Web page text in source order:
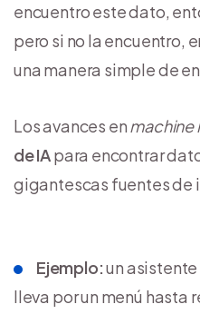
encuentro este dato,
pero si no la encuentro,
una manera simple de
Los avances enmachine
de IApara encontrar
gigantescas fuentes de
Ejemplo:un
lleva por un menú hasta